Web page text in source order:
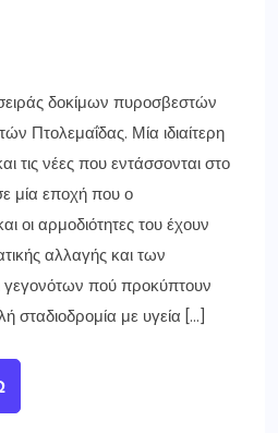
δοκίμων πυροσβεστών
Πτολεμαΐδας. Μία ιδιαίτερη
τις νέες που εντάσσονται στο
μία εποχή που ο
οι αρμοδιότητες του έχουν
αλλαγής και των
πού προκύπτουν
σταδιοδρομία με υγεία […]